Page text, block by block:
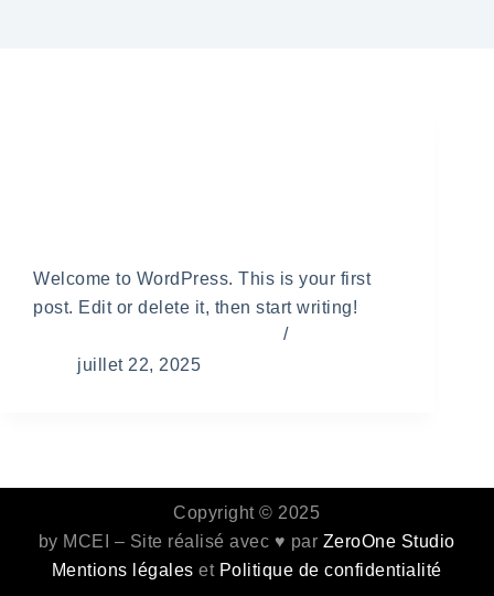
Dépannage
Intervention
programmée
Welcome to WordPress. This is your first
post. Edit or delete it, then start writing!
juillet 22, 2025
Copyright © 2025
by MCEI – Site réalisé avec ♥ par ZeroOne Studio
Mentions légales et Politique de confidentialité